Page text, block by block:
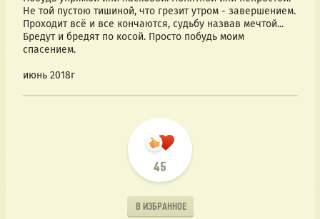
Не той пустою тишиной, что грезит утром - завершением.
Проходит всё и все кончаются, судьбу назвав мечтой...
Бредут и бредят по косой. Просто побудь моим
спасением.
июнь 2018г
45
В ИЗБРАННОЕ